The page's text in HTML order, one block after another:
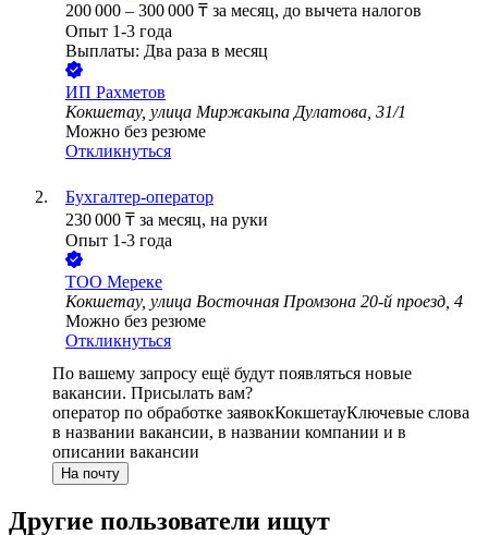
200 000 – 300 000 ₸ за месяц, до вычета налогов
Опыт 1-3 года
Выплаты: Два раза в месяц
ИП Рахметов
Кокшетау, улица Миржакыпа Дулатова, 31/1
Можно без резюме
Откликнуться
Бухгалтер-оператор
230 000 ₸ за месяц, на руки
Опыт 1-3 года
ТОО Мереке
Кокшетау, улица Восточная Промзона 20-й проезд, 4
Можно без резюме
Откликнуться
По вашему запросу ещё будут появляться новые
вакансии. Присылать вам?
оператор по обработке заявокКокшетауКлючевые слова
в названии вакансии, в названии компании и в
описании вакансии
На почту
Другие пользователи ищут